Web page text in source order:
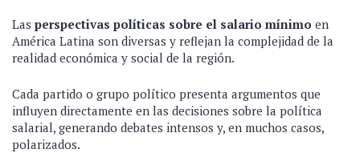
Las perspectivas políticas sobre el salario mínimo en
América Latina son diversas y reflejan la complejidad de la
realidad económica y social de la región.
Cada partido o grupo político presenta argumentos que
influyen directamente en las decisiones sobre la política
salarial, generando debates intensos y, en muchos casos,
polarizados.